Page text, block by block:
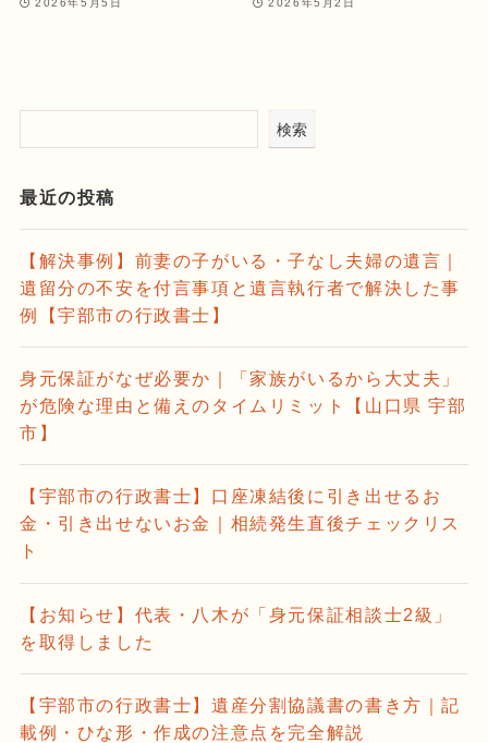
検索
最近の投稿
【解決事例】前妻の子がいる・子なし夫婦の遺言｜
遺留分の不安を付言事項と遺言執行者で解決した事
例【宇部市の行政書士】
身元保証がなぜ必要か｜「家族がいるから大丈夫」
が危険な理由と備えのタイムリミット【山口県 宇部
市】
【宇部市の行政書士】口座凍結後に引き出せるお
金・引き出せないお金｜相続発生直後チェックリス
ト
【お知らせ】代表・八木が「身元保証相談士2級」
を取得しました
【宇部市の行政書士】遺産分割協議書の書き方｜記
載例・ひな形・作成の注意点を完全解説